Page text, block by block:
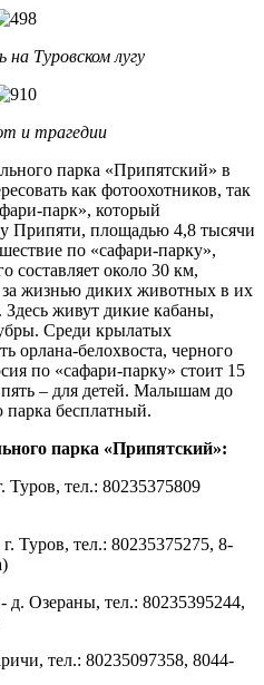
Туровском лугу
и трагедии
парка «Припятский» в
как фотоохотников, так
парк», который
Припяти, площадью 4,8 тысячи
по «сафари-парку»,
составляет около 30 км,
за жизнью диких животных в их
Здесь живут дикие кабаны,
Среди крылатых
орлана-белохвоста, черного
по «сафари-парку» стоит 15
– для детей. Малышам до
парка бесплатный.
парка «Припятский»:
тел.: 8­02353­7­58­09
тел.: 8­02353­7­52­75, 8­
тел.: 8­02353­9­52­44,
тел.: 8­02350­9­73­58, 8­044­